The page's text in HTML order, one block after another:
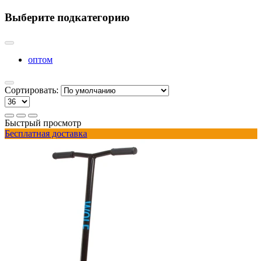
Выберите подкатегорию
оптом
Сортировать:
Быстрый просмотр
Бесплатная доставка